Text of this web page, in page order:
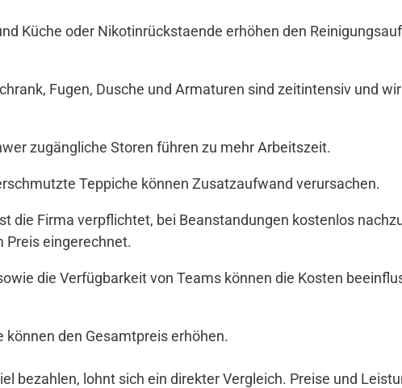
Küche oder Nikotinrückstaende erhöhen den
Fugen, Dusche und Armaturen sind zeitintensiv und
zugängliche Storen führen zu mehr Arbeitszeit.
Teppiche können Zusatzaufwand verursachen.
die Firma verpflichtet, bei Beanstandungen kostenlos
eingerechnet.
die Verfügbarkeit von Teams können die Kosten
können den Gesamtpreis erhöhen.
bezahlen, lohnt sich ein direkter Vergleich. Preise und